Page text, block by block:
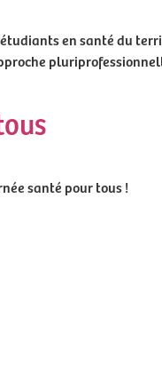
en santé du
santé pour tous !